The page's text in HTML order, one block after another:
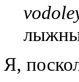
Я,